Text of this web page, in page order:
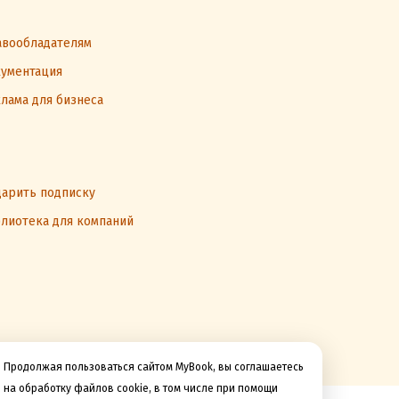
Продолжая пользоваться сайтом MyBook, вы соглашаетесь
на обработку файлов cookie, в том числе при помощи
для бизнеса
подписку
для компаний